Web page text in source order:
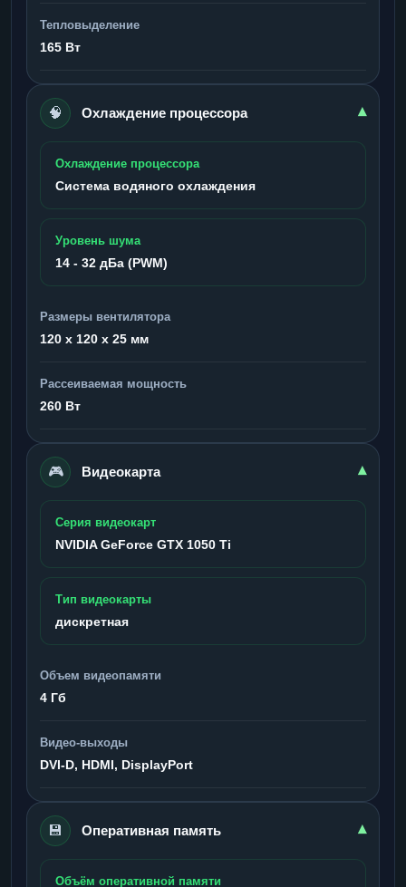
Тепловыделение
165 Вт
🧠 Охлаждение процессора ▾
Охлаждение процессора
Система водяного охлаждения
Уровень шума
14 - 32 дБа (PWM)
Размеры вентилятора
120 x 120 x 25 мм
Рассеиваемая мощность
260 Вт
🎮 Видеокарта ▾
Серия видеокарт
NVIDIA GeForce GTX 1050 Ti
Тип видеокарты
дискретная
Объем видеопамяти
4 Гб
Видео-выходы
DVI-D, HDMI, DisplayPort
💾 Оперативная память ▾
Объём оперативной памяти